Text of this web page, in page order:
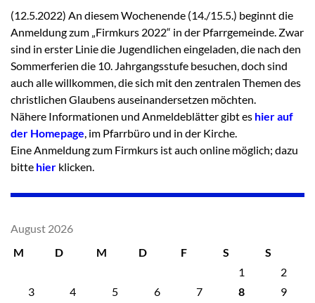
(12.5.2022) An diesem Wochenende (14./15.5.) beginnt die
Anmeldung zum „Firmkurs 2022“ in der Pfarrgemeinde. Zwar
sind in erster Linie die Jugendlichen eingeladen, die nach den
Sommerferien die 10. Jahrgangsstufe besuchen, doch sind
auch alle willkommen, die sich mit den zentralen Themen des
christlichen Glaubens auseinandersetzen möchten.
Nähere Informationen und Anmeldeblätter gibt es hier auf
der Homepage , im Pfarrbüro und in der Kirche.
Eine Anmeldung zum Firmkurs ist auch online möglich; dazu
bitte hier klicken.
August 2026
M
D M D F S
S
1
2
3
4 5 6 7 8
9